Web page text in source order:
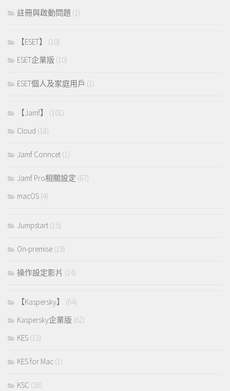
註冊與啟動問題 (1)
【ESET】
(10)
ESET企業版 (10)
ESET個人及家庭用戶 (1)
【Jamf】
(101)
Cloud (18)
Jamf Conncet (1)
Jamf Pro相關設定 (67)
macOS (4)
Jumpstart (15)
On-premise (19)
操作設定影片 (24)
【Kaspersky】
(64)
Kaspersky企業版 (62)
KES (13)
KES for Mac (1)
KSC (28)